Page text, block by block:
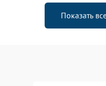
Показать